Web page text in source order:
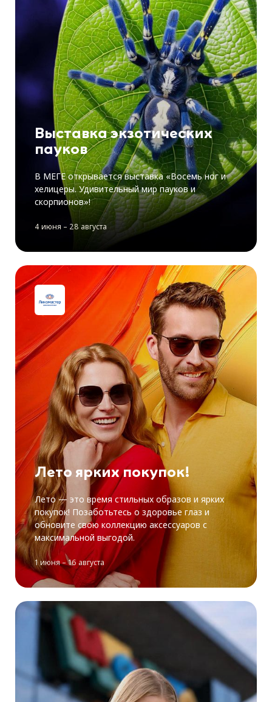
Выставка экзотических
пауков
В МЕГЕ открывается выставка «Восемь ног и
хелицеры. Удивительный мир пауков и
скорпионов»!
4 июня – 28 августа
Лето ярких покупок!
Лето — это время стильных образов и ярких
покупок! Позаботьтесь о здоровье глаз и
обновите свою коллекцию аксессуаров с
максимальной выгодой.
1 июня – 16 августа